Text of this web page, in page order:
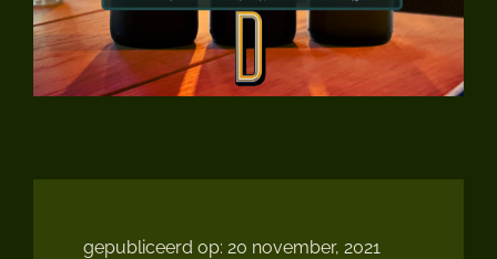
Over Ons
Contact
gepubliceerd op: 20 november, 2021